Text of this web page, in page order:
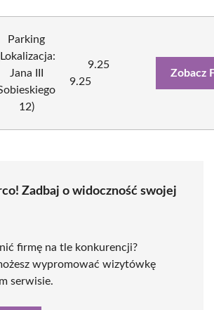
Parking
Jana III
12)
9.25
9.25
Zobacz
Zadbaj o widoczność swojej
firmę na tle konkurencji?
wypromować wizytówkę
serwisie.